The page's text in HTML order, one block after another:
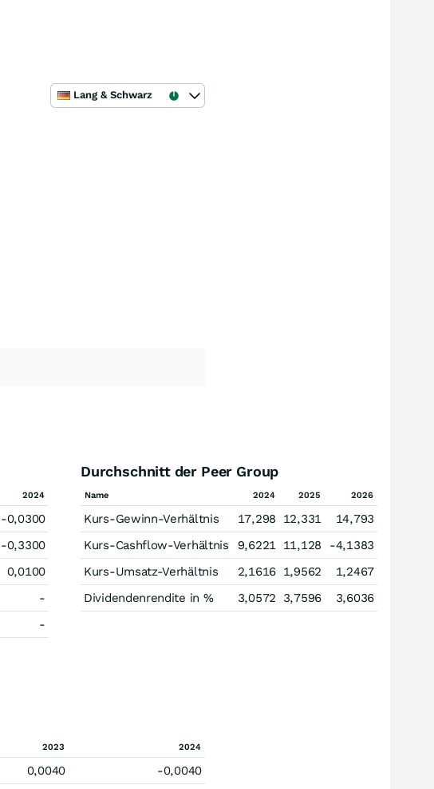
Lang & Schwarz
2024
-0,0300
-0,3300
0,0100
-
-
Durchschnitt der Peer Group
Name 2024 2025 2026
Kurs-Gewinn-Verhältnis 17,298 12,331
14,793
Kurs-Cashflow-Verhältnis
9,6221 11,128
-4,1383
Kurs-Umsatz-Verhältnis
2,1616 1,9562
1,2467
Dividendenrendite in %
3,0572 3,7596 3,6036
2023 2024
0,0040
-0,0040